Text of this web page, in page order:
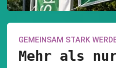
GEMEINSAM STARK
Mehr als